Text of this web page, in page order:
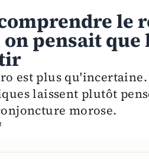
le
pensait que
est plus
laissent plutôt
morose.